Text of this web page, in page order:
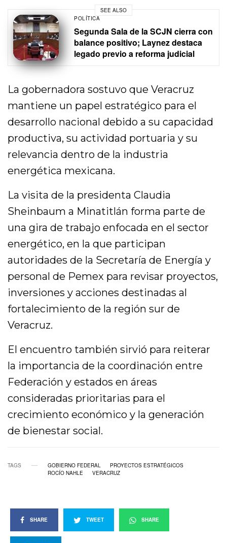
SEE ALSO
POLÍTICA
Segunda Sala de la SCJN cierra con
balance positivo; Laynez destaca
legado previo a reforma judicial
La gobernadora sostuvo que Veracruz
mantiene un papel estratégico para el
desarrollo nacional debido a su capacidad
productiva, su actividad portuaria y su
relevancia dentro de la industria
energética mexicana.
La visita de la presidenta Claudia
Sheinbaum a Minatitlán forma parte de
una gira de trabajo enfocada en el sector
energético, en la que participan
autoridades de la Secretaría de Energía y
personal de Pemex para revisar proyectos,
inversiones y acciones destinadas al
fortalecimiento de la región sur de
Veracruz.
El encuentro también sirvió para reiterar
la importancia de la coordinación entre
Federación y estados en áreas
consideradas prioritarias para el
crecimiento económico y la generación
de bienestar social.
TAGS GOBIERNO FEDERAL
PROYECTOS ESTRATÉGICOS
ROCÍO NAHLE
VERACRUZ
SHARE TWEET SHARE